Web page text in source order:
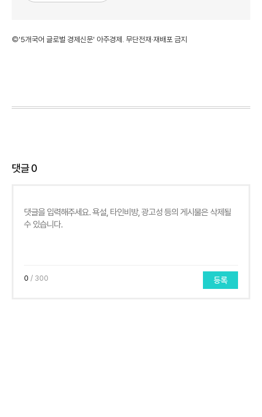
©'5개국어 글로벌 경제신문' 아주경제. 무단전재·재배포 금지
댓글0
0 / 300 등록